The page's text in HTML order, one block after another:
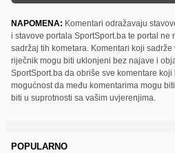
NAPOMENA: Komentari odražavaju
i stavove portala SportSport.ba te portal ne
sadržaj tih kometara. Komentari koji
riječnik mogu biti uklonjeni bez najave i
SportSport.ba da obriše sve komentare
mogućnost da među komentarima mogu
biti u suprotnosti sa vašim uvjerenjima.
POPULARNO